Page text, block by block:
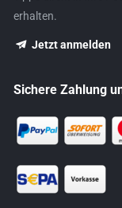
erhalten.
Jetzt anmelden
Sichere Zahlung